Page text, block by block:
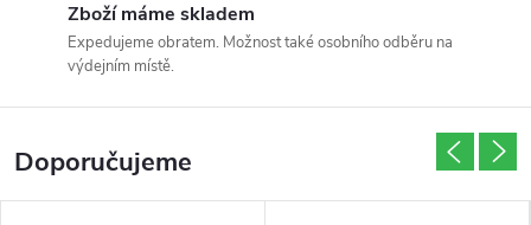
p
e
d
Zboží máme skladem
Expedujeme obratem. Možnost také osobního odběru na
výdejním místě.
Doporučujeme